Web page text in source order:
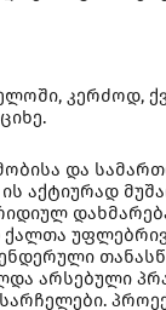
კერძოდ,
და
აქტიურად
არსებული